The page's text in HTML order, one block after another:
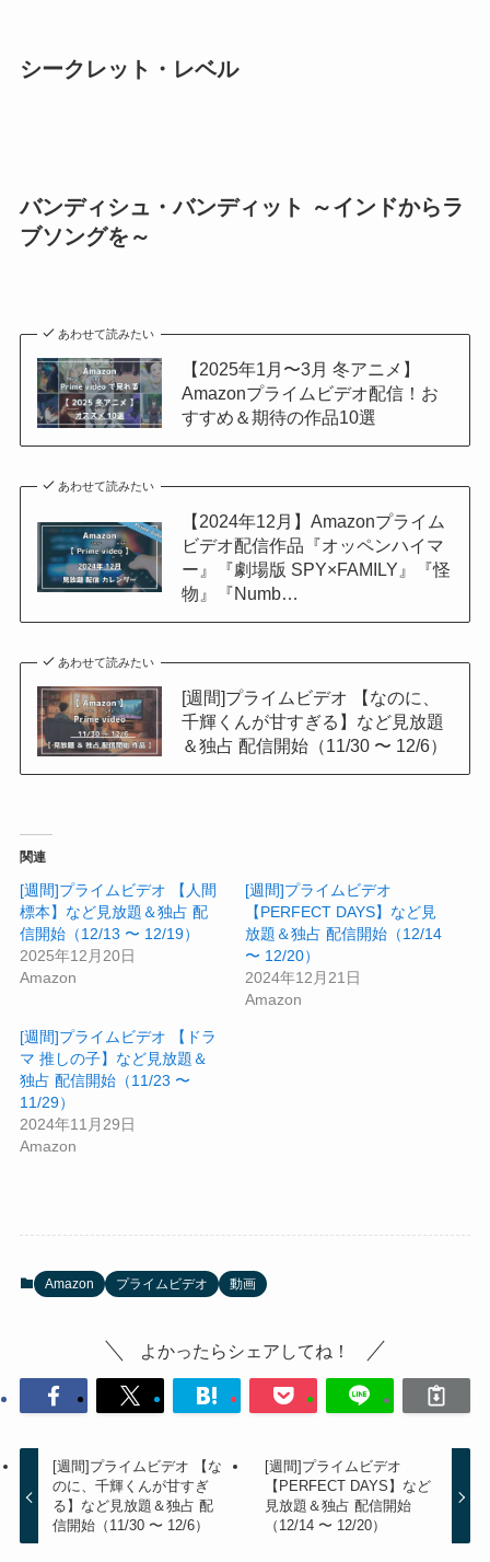
シークレット・レベル
バンディシュ・バンディット ～インドからラ
ブソングを～
あわせて読みたい
【2025年1月〜3月 冬アニメ】
Amazonプライムビデオ配信！お
すすめ＆期待の作品10選
あわせて読みたい
【2024年12月】Amazonプライム
ビデオ配信作品『オッペンハイマ
ー』『劇場版 SPY×FAMILY』『怪
物』『Numb…
あわせて読みたい
[週間]プライムビデオ 【なのに、
千輝くんが甘すぎる】など見放題
＆独占 配信開始（11/30 〜 12/6）
関連
[週間]プライムビデオ 【人間
標本】など見放題＆独占 配
信開始（12/13 〜 12/19）
2025年12月20日
Amazon
[週間]プライムビデオ
【PERFECT DAYS】など見
放題＆独占 配信開始（12/14
〜 12/20）
2024年12月21日
Amazon
[週間]プライムビデオ 【ドラ
マ 推しの子】など見放題＆
独占 配信開始（11/23 〜
11/29）
2024年11月29日
Amazon
Amazon プライムビデオ 動画
よかったらシェアしてね！
[週間]プライムビデオ 【な
のに、千輝くんが甘すぎ
る】など見放題＆独占 配
信開始（11/30 〜 12/6）
[週間]プライムビデオ
【PERFECT DAYS】など
見放題＆独占 配信開始
（12/14 〜 12/20）